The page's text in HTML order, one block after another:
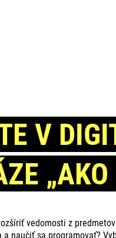
V
vedomosti z
a naučiť sa programovať?